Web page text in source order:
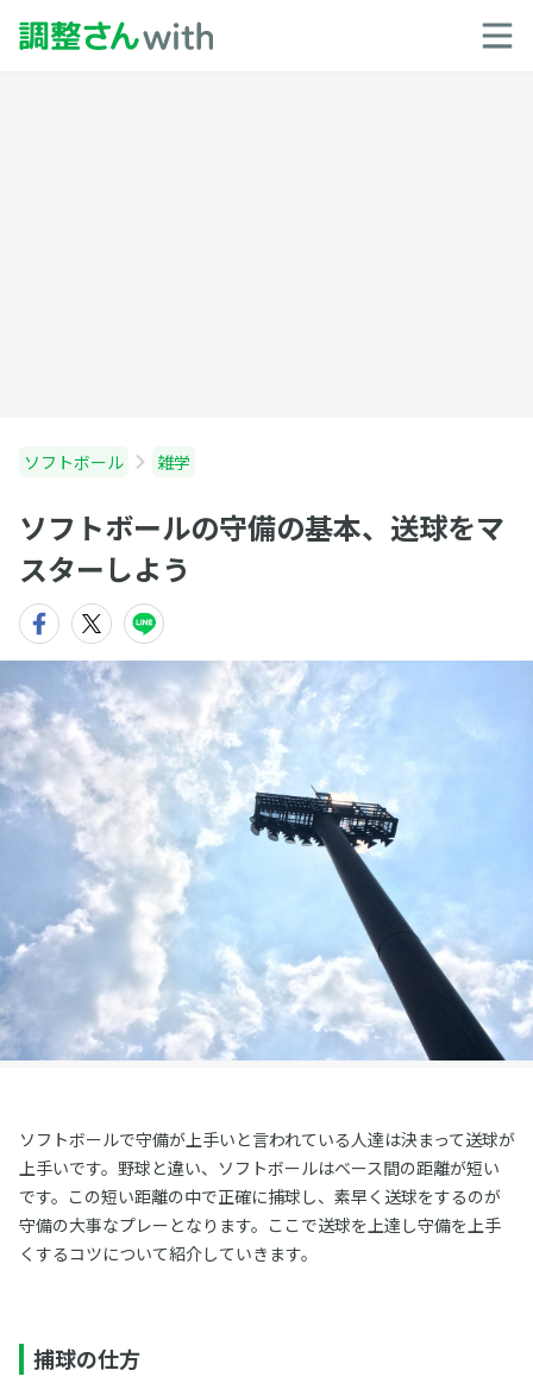
ソフトボール 雑学
ソフトボールの守備の基本、送球をマ
スターしよう
ソフトボールで守備が上手いと言われている人達は決まって送球が
上手いです。野球と違い、ソフトボールはベース間の距離が短い
です。この短い距離の中で正確に捕球し、素早く送球をするのが
守備の大事なプレーとなります。ここで送球を上達し守備を上手
くするコツについて紹介していきます。
捕球の仕方